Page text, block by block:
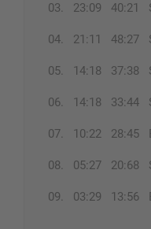
03. 23:09 40:21
04. 21:11 48:27
05. 14:18 37:38
06. 14:18 33:44
07. 10:22 28:45
08. 05:27 20:68
09. 03:29 13:56